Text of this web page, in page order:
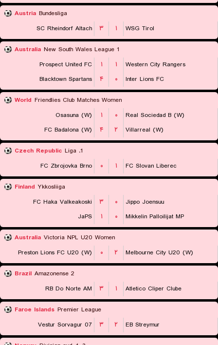
Austria Bundesliga
SC Rheindorf Altach
۳ ۱ WSG Tirol
Australia New South Wales League 1
Prospect United FC
۱ ۱
Western City Rangers
Blacktown Spartans
۴ ۰ Inter Lions FC
World Friendlies Club Matches Women
Osasuna (W)
۱ ۰
Real Sociedad B (W)
FC Badalona (W)
۴ ۲ Villarreal (W)
Czech Republic
1. Liga
FC Zbrojovka Brno
۰ ۱ FC Slovan Liberec
Finland Ykkosliiga
FC Haka Valkeakoski
۳ ۰
Jippo Joensuu
JaPS
۱ ۰ Mikkelin Palloilijat MP
Australia Victoria NPL U20 Women
Preston Lions FC U20 (W)
۰ ۲ Melbourne City U20 (W)
Brazil Amazonense 2
RB Do Norte AM
۳ ۱ Atletico Cliper Clube
Faroe Islands Premier League
07 Vestur Sorvagur
۳ ۲ EB Streymur